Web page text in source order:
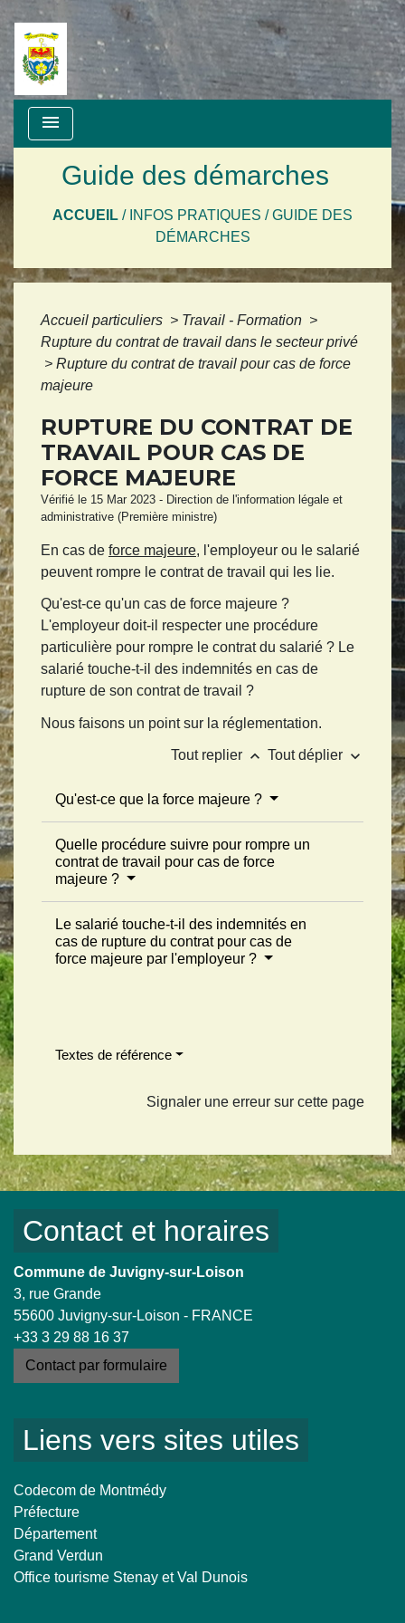
menu
Guide des démarches
ACCUEIL / INFOS PRATIQUES /GUIDE DES
DÉMARCHES
Accueil particuliers > Travail - Formation >
Rupture du contrat de travail dans le secteur privé
> Rupture du contrat de travail pour cas de force
majeure
RUPTURE DU CONTRAT DE
TRAVAIL POUR CAS DE
FORCE MAJEURE
Vérifié le 15 Mar 2023 - Direction de l'information légale et
administrative (Première ministre)
En cas de force majeure, l'employeur ou le salarié
peuvent rompre le contrat de travail qui les lie.
Qu'est-ce qu'un cas de force majeure ?
L'employeur doit-il respecter une procédure
particulière pour rompre le contrat du salarié ? Le
salarié touche-t-il des indemnités en cas de
rupture de son contrat de travail ?
Nous faisons un point sur la réglementation.
Tout replier keyboard_arrow_up Tout déplier keyboard_arrow_down
Qu'est-ce que la force majeure ?
Quelle procédure suivre pour rompre un
contrat de travail pour cas de force
majeure ?
Le salarié touche-t-il des indemnités en
cas de rupture du contrat pour cas de
force majeure par l'employeur ?
Textes de référence
Signaler une erreur sur cette page
Contact et horaires
Commune de Juvigny-sur-Loison
3, rue Grande
55600 Juvigny-sur-Loison - FRANCE
+33 3 29 88 16 37
Contact par formulaire
Liens vers sites utiles
Codecom de Montmédy
Préfecture
Département
Grand Verdun
Office tourisme Stenay et Val Dunois